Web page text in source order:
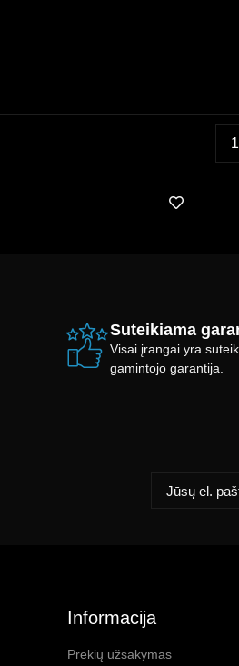
Suteikiama
Visai įrangai yra
gamintojo garantija.
Informacija
Prekių užsakymas